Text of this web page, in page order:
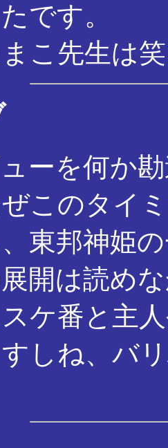
です。
こ先生は
ーを何か
このタイ
東邦神姫
開は読め
ケ番と主
しね、バ